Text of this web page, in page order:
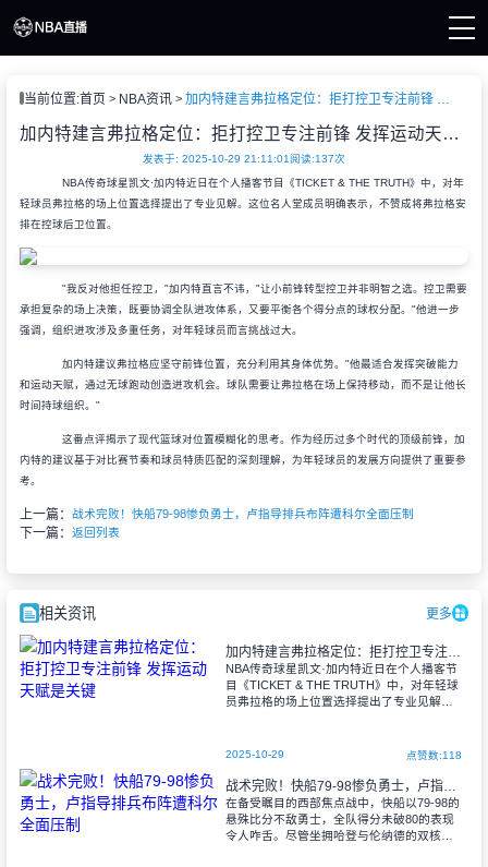
播
播
当前位置:首页 NBA资讯 加内特建言弗拉格定位：拒打控卫专注前锋 发挥运动天赋是关键
加内特建言弗拉格定位：拒打控卫专注前锋 发挥运动天赋是关键
发表于: 2025-10-29 21:11:01阅读:137次
NBA传奇球星凯文·加内特近日在个人播客节目《TICKET & THE TRUTH》中，对年
轻球员弗拉格的场上位置选择提出了专业见解。这位名人堂成员明确表示，不赞成将弗拉格安
排在控球后卫位置。
"我反对他担任控卫，"加内特直言不讳，"让小前锋转型控卫并非明智之选。控卫需要
承担复杂的场上决策，既要协调全队进攻体系，又要平衡各个得分点的球权分配。"他进一步
强调，组织进攻涉及多重任务，对年轻球员而言挑战过大。
加内特建议弗拉格应坚守前锋位置，充分利用其身体优势。"他最适合发挥突破能力
和运动天赋，通过无球跑动创造进攻机会。球队需要让弗拉格在场上保持移动，而不是让他长
时间持球组织。"
这番点评揭示了现代篮球对位置模糊化的思考。作为经历过多个时代的顶级前锋，加
内特的建议基于对比赛节奏和球员特质匹配的深刻理解，为年轻球员的发展方向提供了重要参
考。
上一篇： 战术完败！快船79-98惨负勇士，卢指导排兵布阵遭科尔全面压制
下一篇： 返回列表
相关资讯 更多
加内特建言弗拉格定位：拒打控卫专注前锋 发挥运动天赋是关键
NBA传奇球星凯文·加内特近日在个人播客节
目《TICKET & THE TRUTH》中，对年轻球
员弗拉格的场上位置选择提出了专业见解。
2025-10-29 点赞数:118
战术完败！快船79-98惨负勇士，卢指导排兵布阵遭科尔全面压制
在备受瞩目的西部焦点战中，快船以79-98的
悬殊比分不敌勇士，全队得分未破80的表现
令人咋舌。尽管坐拥哈登与伦纳德的双核阵